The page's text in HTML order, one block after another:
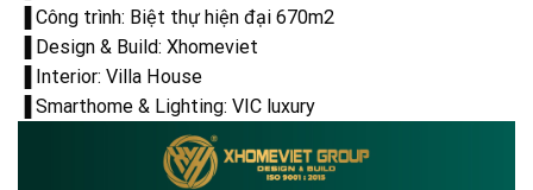
▐ Công trình: Biệt thự hiện đại 670m2
▐ Design & Build: Xhomeviet
▐ Interior: Villa House
▐ Smarthome & Lighting: VIC luxury